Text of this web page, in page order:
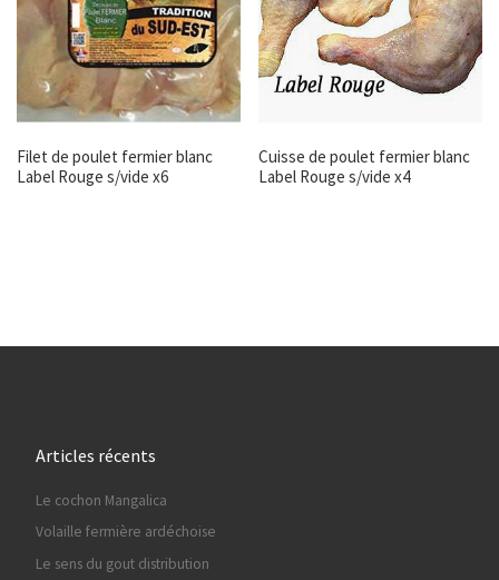
Filet de poulet fermier blanc
Label Rouge s/vide x6
Cuisse de poulet fermier blanc
Label Rouge s/vide x4
Articles récents
Le cochon Mangalica
Volaille fermière ardéchoise
Le sens du gout distribution